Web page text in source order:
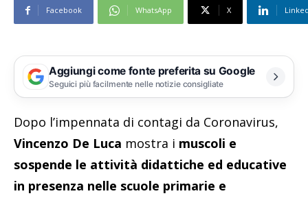
Facebook WhatsApp X
Aggiungi come fonte preferita su Google
Seguici più facilmente nelle notizie consigliate
Dopo l’impennata di contagi da Coronavirus,
Vincenzo De Luca mostra i muscoli e
sospende le attività didattiche ed educative
in presenza nelle scuole primarie e